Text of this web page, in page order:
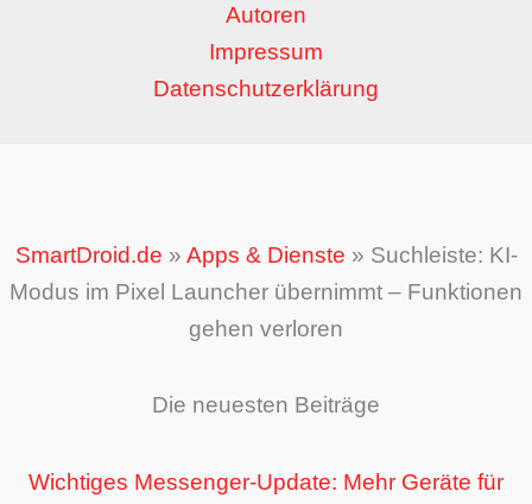
Autoren
Impressum
Datenschutzerklärung
SmartDroid.de » Apps & Dienste » Suchleiste: KI-
Modus im Pixel Launcher übernimmt – Funktionen
gehen verloren
Die neuesten Beiträge
Wichtiges Messenger-Update: Mehr Geräte für